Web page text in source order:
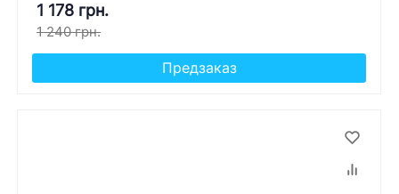
1 178 грн.
1 240 грн.
Предзаказ